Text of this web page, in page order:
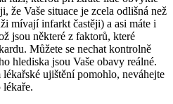
že Vaše situace je zcela odlišná než
mívají infarkt častěji) a asi máte i
jsou některé z faktorů, které
Můžete se nechat kontrolně
hlediska jsou Vaše obavy reálné.
ujištění pomohlo, neváhejte
lékaře.